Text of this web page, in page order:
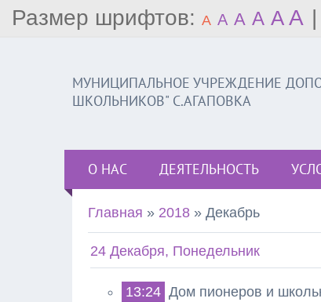
Размер шрифтов: A A A A A A |
МУНИЦИПАЛЬНОЕ УЧРЕЖДЕНИЕ
ШКОЛЬНИКОВ" С.АГАПОВКА
О НАС ДЕЯТЕЛЬНОСТЬ
Главная » 2018 » Декабрь
24 Декабря, Понедельник
13:24 Дом пионеров и